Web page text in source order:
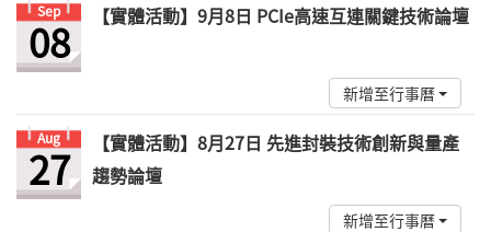
Sep
08 【實體活動】9月8日 PCIe高速互連關鍵技術論壇
新增至行事曆
Aug
27
【實體活動】8月27日 先進封裝技術創新與量產
趨勢論壇
新增至行事曆